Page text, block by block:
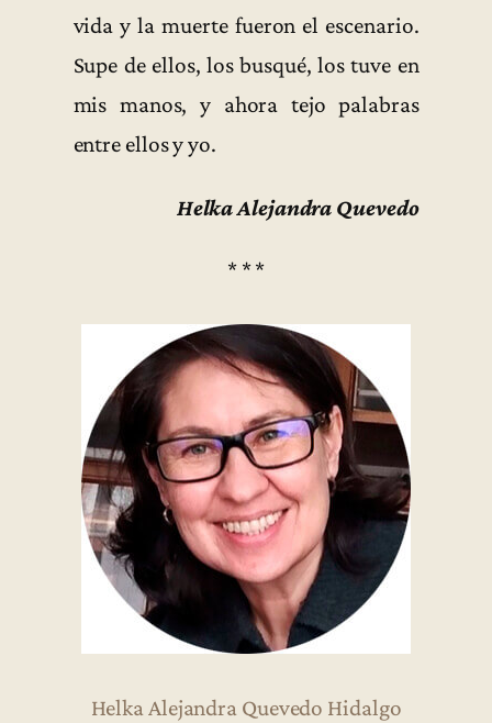
vida y la muerte fueron el escenario.
Supe de ellos, los busqué, los tuve en
mis manos, y ahora tejo palabras
entre ellos y yo.
Helka Alejandra Quevedo
* * *
Helka Alejandra Quevedo Hidalgo